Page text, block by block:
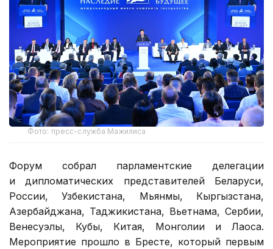
Фото: пресс-служба Мажилиса
Форум собрал парламентские делегации
и дипломатических представителей Беларуси,
России, Узбекистана, Мьянмы, Кыргызстана,
Азербайджана, Таджикистана, Вьетнама, Сербии,
Венесуэлы, Кубы, Китая, Монголии и Лаоса.
Мероприятие прошло в Бресте, который первым